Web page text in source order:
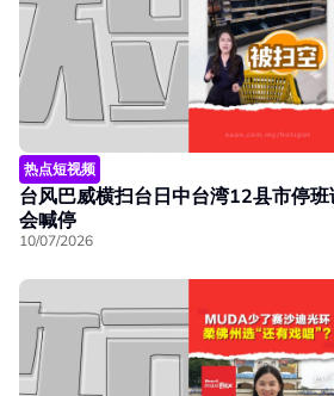
热点短视频
台风巴威横扫台日中台湾12县市停
会喊停
10/07/2026